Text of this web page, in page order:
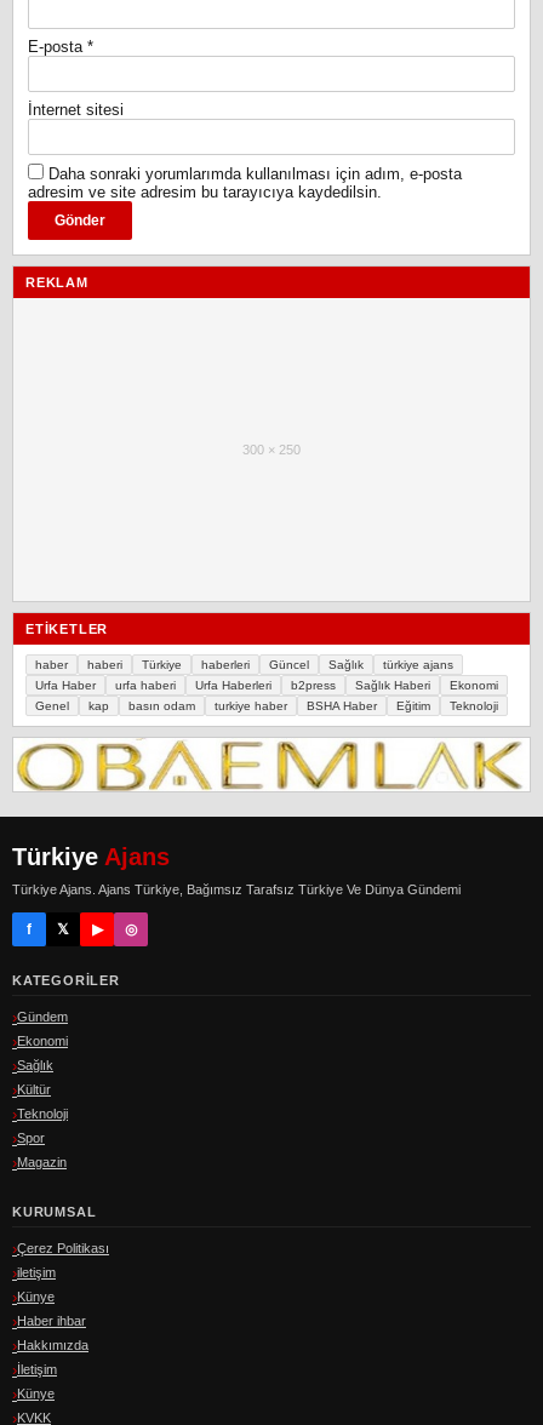
E-posta *
İnternet sitesi
Daha sonraki yorumlarımda kullanılması için adım, e-posta
adresim ve site adresim bu tarayıcıya kaydedilsin.
REKLAM
300 × 250
ETIKETLER
haber haberi Türkiye haberleri Güncel Sağlık
türkiye ajans
Urfa Haber
urfa haberi Urfa Haberleri b2press Sağlık Haberi
Ekonomi
Genel
kap basın odam turkiye haber BSHA Haber Eğitim Teknoloji
Türkiye Ajans
Türkiye Ajans. Ajans Türkiye, Bağımsız Tarafsız Türkiye Ve Dünya Gündemi
f 𝕏 ▶ ◎
KATEGORILER
Gündem
Ekonomi
Sağlık
Kültür
Teknoloji
Spor
Magazin
KURUMSAL
Çerez Politikası
iletişim
Künye
Haber ihbar
Hakkımızda
İletişim
Künye
KVKK